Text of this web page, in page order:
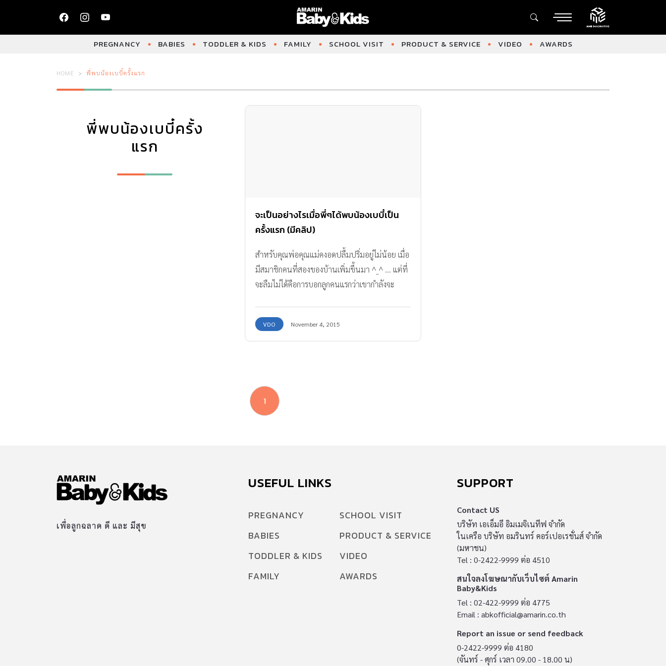
PREGNANCY BABIES TODDLER & KIDS FAMILY SCHOOL VISIT PRODUCT & SERVICE VIDEO AWARDS
HOME พี่พบน้องเบบี๋ครั้งแรก
พี่พบน้องเบบี๋ครั้ง
แรก
จะเป็นอย่างไรเมื่อพี่ๆได้พบน้องเบบี๋เป็น
ครั้งแรก (มีคลิป)
สำหรับคุณพ่อคุณแม่คงอดปลื้มปริ่มอยู่ไม่น้อย เมื่อ
มีสมาชิกคนที่สองของบ้านเพิ่มขึ้นมา ^_^ … แต่ที่
จะลืมไม่ได้คือการบอกลูกคนแรกว่าเขากำลังจะ
ความคุ้นเคย และเมื่อพี่ได้มาเจอน้องเบบี๋ครั้งแรกจะ
มีอาการอย่างไรกันบ้าง จะน่ารักขนาดไหน ตามไป
VDO November 4, 2015
1
เพื่อลูกฉลาด ดี และ มีสุข
USEFUL LINKS
PREGNANCY
BABIES
TODDLER & KIDS
FAMILY
SCHOOL VISIT
PRODUCT & SERVICE
VIDEO
AWARDS
SUPPORT
Contact US
บริษัท เอเอ็มอี อิมเมจิเนทีฟ จำกัด
ในเครือ บริษัท อมรินทร์ คอร์เปอเรชั่นส์ จำกัด
(มหาชน)
Tel : 0-2422-9999 ต่อ 4510
สนใจลงโฆษณากับเว็บไซต์ Amarin
Baby&Kids
Tel : 02-422-9999 ต่อ 4775
Email : abkofficial@amarin.co.th
Report an issue or send feedback
0-2422-9999 ต่อ 4180
(จันทร์ - ศุกร์ เวลา 09.00 - 18.00 น)